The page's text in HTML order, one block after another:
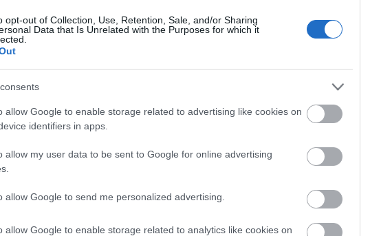
opt-out of Collection, Use, Retention, Sale, and/or Sharing
Data that Is Unrelated with the Purposes for which it
allow Google to enable storage related to advertising like cookies on
identifiers in apps.
allow my user data to be sent to Google for online advertising
allow Google to send me personalized advertising.
allow Google to enable storage related to analytics like cookies on
σημείο με μεγάλη δυσκολία γιατί το χιόνι είναι
στο σπίτι του με την βοήθεια του λόχου
Υγείας για την μεταφορά στο Κόρθι γιατί έληξε η
να γίνει η μεταφορά αύριο που ίσως θα είναι
της μέρας
05/08/2026